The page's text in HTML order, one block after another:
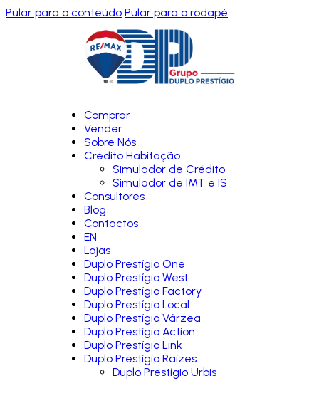
Pular para o conteúdo Pular para o rodapé
Comprar
Vender
Sobre Nós
Crédito Habitação
Simulador de Crédito
Simulador de IMT e IS
Consultores
Blog
Contactos
EN
Lojas
Duplo Prestígio One
Duplo Prestígio West
Duplo Prestígio Factory
Duplo Prestígio Local
Duplo Prestígio Várzea
Duplo Prestígio Action
Duplo Prestígio Link
Duplo Prestígio Raízes
Duplo Prestígio Urbis